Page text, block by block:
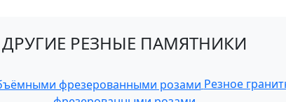
ДРУГИЕ РЕЗНЫЕ ПАМЯТНИКИ
Резное